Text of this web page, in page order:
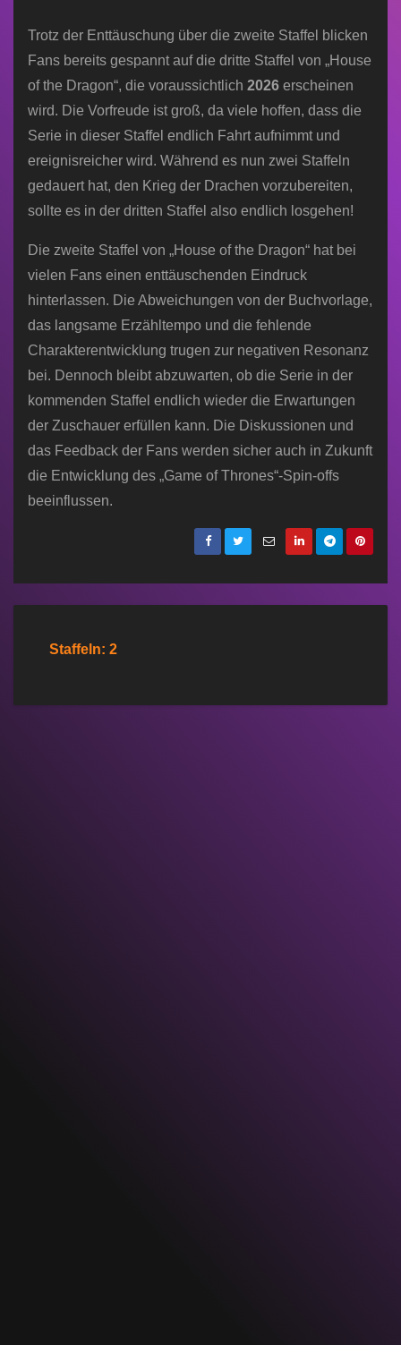
Trotz der Enttäuschung über die zweite Staffel blicken
Fans bereits gespannt auf die dritte Staffel von „House
of the Dragon“, die voraussichtlich 2026 erscheinen
wird. Die Vorfreude ist groß, da viele hoffen, dass die
Serie in dieser Staffel endlich Fahrt aufnimmt und
ereignisreicher wird. Während es nun zwei Staffeln
gedauert hat, den Krieg der Drachen vorzubereiten,
sollte es in der dritten Staffel also endlich losgehen!
Die zweite Staffel von „House of the Dragon“ hat bei
vielen Fans einen enttäuschenden Eindruck
hinterlassen. Die Abweichungen von der Buchvorlage,
das langsame Erzähltempo und die fehlende
Charakterentwicklung trugen zur negativen Resonanz
bei. Dennoch bleibt abzuwarten, ob die Serie in der
kommenden Staffel endlich wieder die Erwartungen
der Zuschauer erfüllen kann. Die Diskussionen und
das Feedback der Fans werden sicher auch in Zukunft
die Entwicklung des „Game of Thrones“-Spin-offs
beeinflussen.
Staffeln: 2